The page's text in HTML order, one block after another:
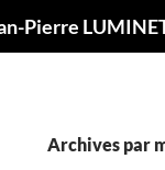
Pierre
Archives par